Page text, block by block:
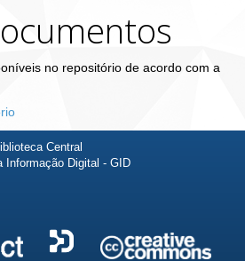
no repositório de acordo com a
Central
Informação Digital - GID